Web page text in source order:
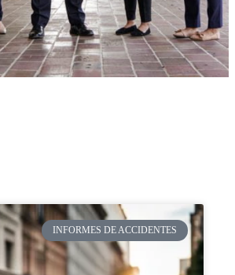
INFORMES DE ACCIDENTES